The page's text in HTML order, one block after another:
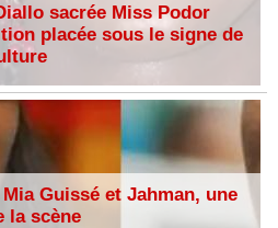
sacrée Miss Podor
placée sous le signe de
Guissé et Jahman, une
la scène